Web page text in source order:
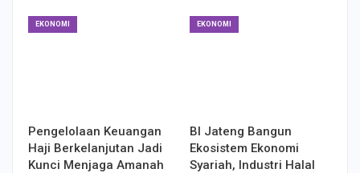
EKONOMI
Pengelolaan Keuangan
Haji Berkelanjutan Jadi
Kunci Menjaga Amanah
EKONOMI
BI Jateng Bangun
Ekosistem Ekonomi
Syariah, Industri Halal